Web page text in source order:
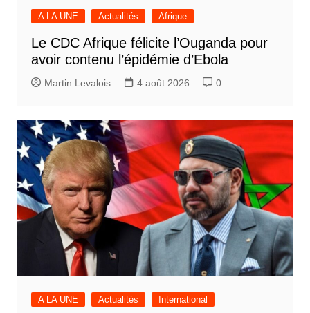
A LA UNE Actualités Afrique
Le CDC Afrique félicite l’Ouganda pour
avoir contenu l’épidémie d’Ebola
Martin Levalois 4 août 2026 0
A LA UNE Actualités International